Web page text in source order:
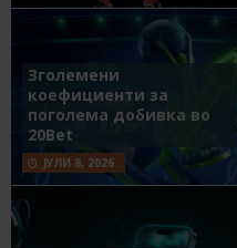
Зголемени
коефициенти за
поголема добивка во
20Bet
ЈУЛИ 8, 2026